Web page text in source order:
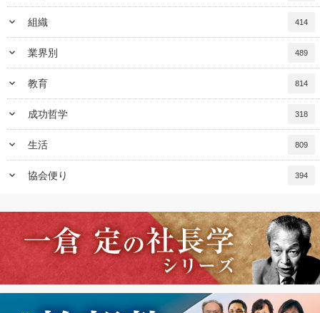
keyboard_arrow_down 組織 414
keyboard_arrow_down 業界別 489
keyboard_arrow_down 教育 814
keyboard_arrow_down 成功哲学 318
keyboard_arrow_down 生活 809
keyboard_arrow_down 協会便り 394